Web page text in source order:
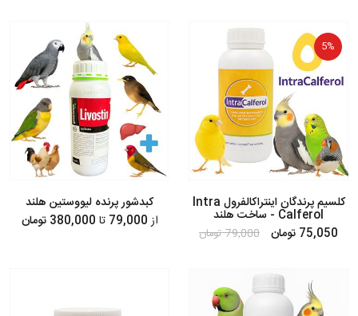
5%
کلسیم پرندگان اینتراکالفرول Intra
Calferol - ساخت هلند
75,050 تومان
79,000 تومان
کبدشور پرنده لیووستین هلند
از79,000 تا